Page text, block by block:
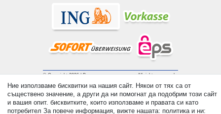
© Copyright 2026 | Всички права запазени. - All rights reserved.
Prices incl. VAT. 19% VAT Basic prices see article detail | *
Applies to deliveries to the UK!
Ние използваме бисквитки на нашия сайт. Някои от тях са от
съществено значение, а други да ни помогнат да подобрим този сайт
и вашия опит. бисквитките, които използваме и правата си като
потребител За повече информация, вижте нашата: политика и ни: